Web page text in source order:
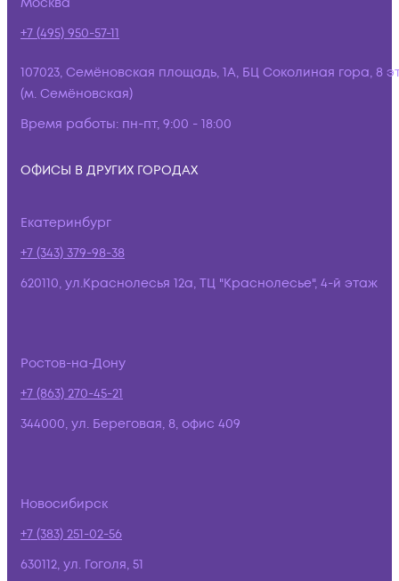
+7 (495) 950-57-11
107023, Семёновская площадь, 1А, БЦ Соколиная гора, 8
(м. Семёновская)
Время работы: пн-пт, 9:00 - 18:00
ОФИСЫ В ДРУГИХ ГОРОДАХ
Екатеринбург
+7 (343) 379-98-38
620110, ул.Краснолесья 12а, ТЦ "Краснолесье", 4-й этаж
Ростов-на-Дону
+7 (863) 270-45-21
344000, ул. Береговая, 8, офис 409
Новосибирск
+7 (383) 251-02-56
630112, ул. Гоголя, 51